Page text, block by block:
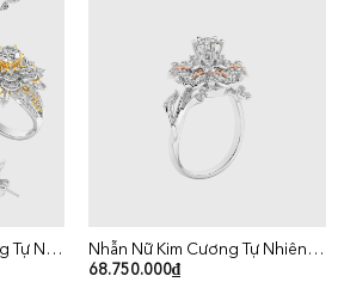
Bộ Trang Sức Kim Cương Tự Nhiên Ngũ Phúc
Nhẫn Nữ Kim Cương Tự Nhiên Vàng 18K
68.750.000₫